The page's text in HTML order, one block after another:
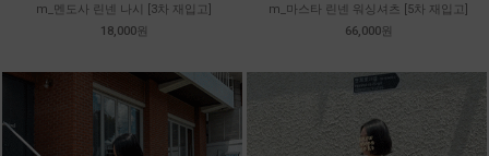
m_멘도사 린넨 나시 [3차 재입고]
18,000원
m_마스타 린넨 워싱셔츠 [5차 재입고]
66,000원